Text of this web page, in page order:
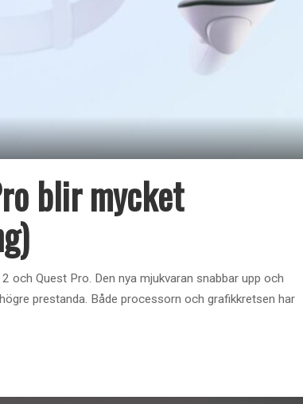
blir mycket
och Quest Pro. Den nya mjukvaran snabbar upp och
prestanda. Både processorn och grafikkretsen har